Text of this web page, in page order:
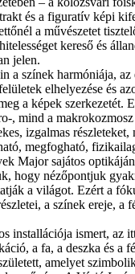
és a figuratív képi
a művészetet
kereső és
jelen.
a színek harmóniája, az
elhelyezése és
a képek szerkezetét.
, mind a
izgalmas részleteket,
megfogható,
Major sajátos
hogy nézőpontjuk
a világot. Ezért a
a színek ereje, a
installációja ismert, az
a fa, a deszka és a
amelyet